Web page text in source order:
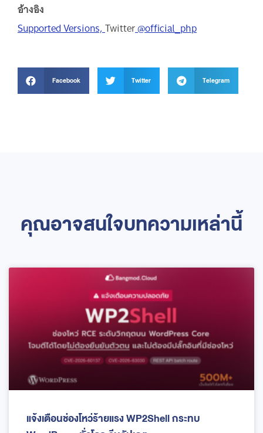
อ้างอิง
Supported Versions,Twitter@official_php
Facebook Twitter Telegram
คุณอาจสนใจบทความเหล่านี้
แจ้งเตือนช่องโหว่ร้ายแรง WP2Shell กระทบ